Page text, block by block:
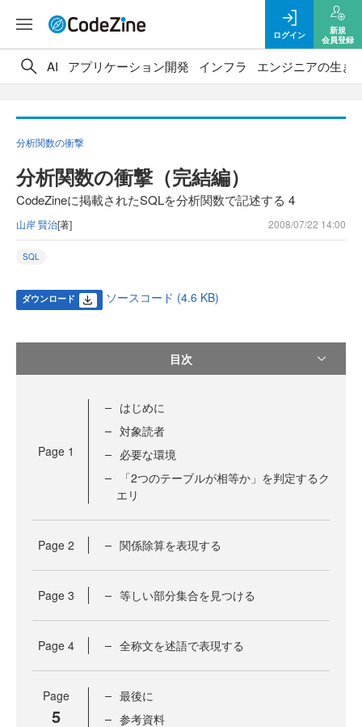
ログイン
新規
会員登録
AI アプリケーション開発 インフラ エンジニアの生き
分析関数の衝撃
分析関数の衝撃（完結編）
CodeZineに掲載されたSQLを分析関数で記述する 4
山岸 賢治[著] 2008/07/22 14:00
SQL
ダウンロード ソースコード (4.6 KB)
目次
Page 1
はじめに
対象読者
必要な環境
「2つのテーブルが相等か」を判定するク
エリ
Page 2 関係除算を表現する
Page 3 等しい部分集合を見つける
Page 4 全称文を述語で表現する
Page
5
最後に
参考資料